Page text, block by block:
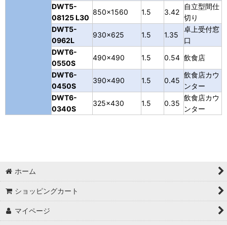
DWT5-
08125 L30
850×1560 1.5 3.42
自立型間仕
切り
DWT5-
0962L
930×625 1.5 1.35
卓上受付窓
口
DWT6-
0550S
490×490 1.5 0.54 飲食店
DWT6-
0450S
390×490 1.5 0.45
飲食店カウ
ンター
DWT6-
0340S
325×430 1.5 0.35
飲食店カウ
ンター
ホーム
ショッピングカート
マイページ